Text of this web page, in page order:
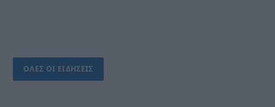
ΟΛΕΣ ΟΙ ΕΙΔΗΣΕΙΣ